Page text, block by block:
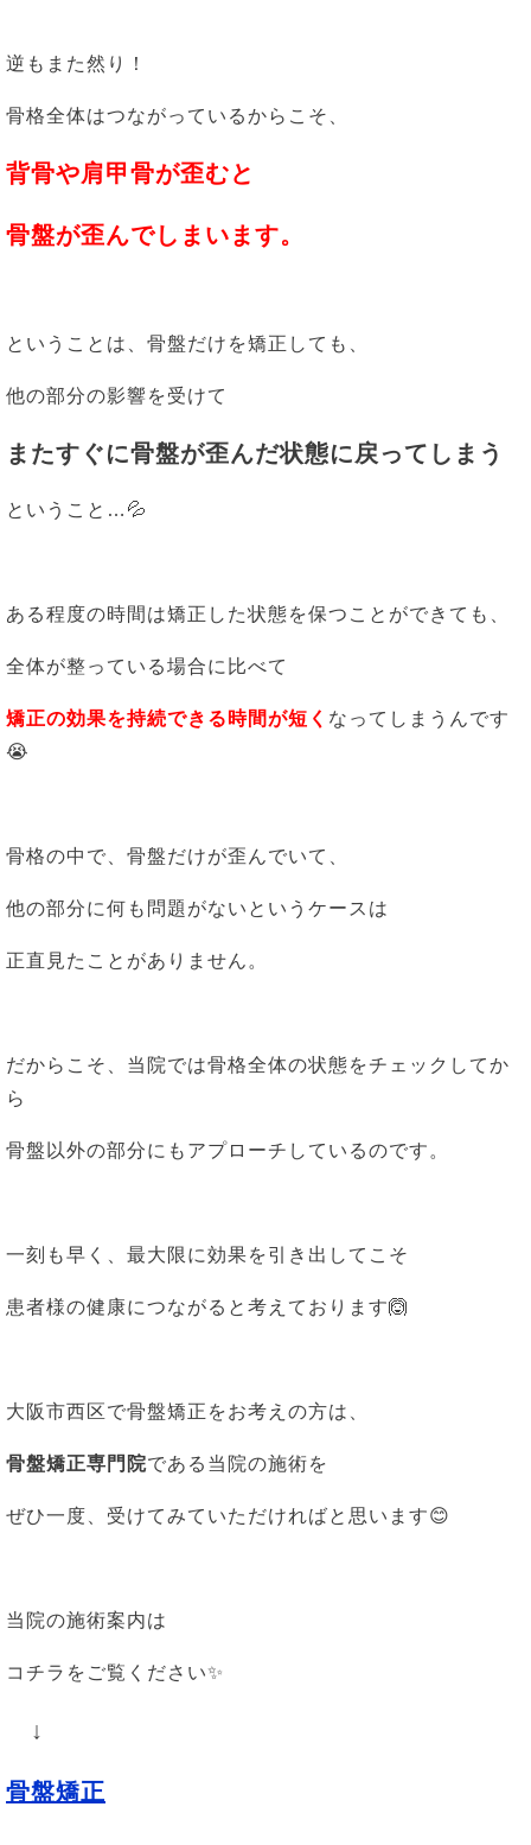
逆もまた然り！
骨格全体はつながっているからこそ、
背骨や肩甲骨が歪むと
骨盤が歪んでしまいます。
ということは、骨盤だけを矯正しても、
他の部分の影響を受けて
またすぐに骨盤が歪んだ状態に戻ってしまう
ということ…💦
ある程度の時間は矯正した状態を保つことができても、
全体が整っている場合に比べて
矯正の効果を持続できる時間が短く なってしまうんです
😭
骨格の中で、骨盤だけが歪んでいて、
他の部分に何も問題がないというケースは
正直見たことがありません。
だからこそ、当院では骨格全体の状態をチェックしてか
ら
骨盤以外の部分にもアプローチしているのです。
一刻も早く、最大限に効果を引き出してこそ
患者様の健康につながると考えております🙆
大阪市西区で骨盤矯正をお考えの方は、
骨盤矯正専門院である当院の施術を
ぜひ一度、受けてみていただければと思います😊
当院の施術案内は
コチラをご覧ください✨
↓
骨盤矯正